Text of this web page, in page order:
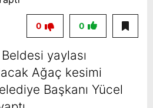
0
0
yaylası
Ağaç kesimi
Başkanı Yücel